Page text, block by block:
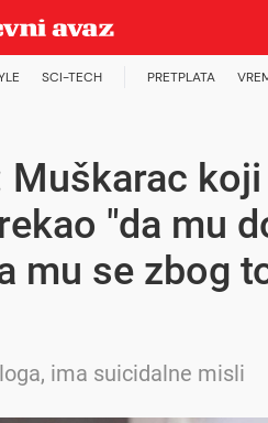
SCI-TECH PRETPLATA
Muškarac
"da mu
mu se zbog
ima suicidalne misli